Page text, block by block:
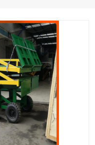
动登车台
电动搬运车
降货梯
油桶夹具